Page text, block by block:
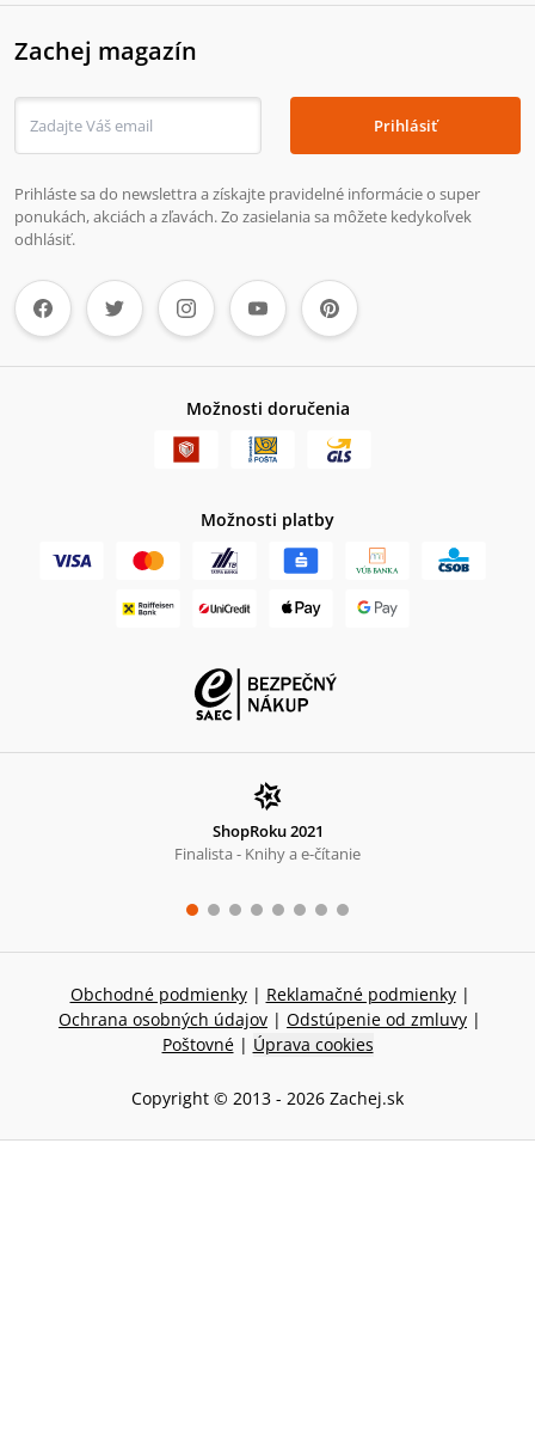
Zachej magazín
Prihlásiť
Prihláste sa do newslettra a získajte pravidelné informácie o super
ponukách, akciách a zľavách. Zo zasielania sa môžete kedykoľvek
odhlásiť.
Možnosti doručenia
Možnosti platby
ShopRoku 2021
Finalista - Knihy a e-čítanie
Obchodné podmienky | Reklamačné podmienky |
Ochrana osobných údajov | Odstúpenie od zmluvy |
Poštovné | Úprava cookies
Copyright © 2013 - 2026 Zachej.sk